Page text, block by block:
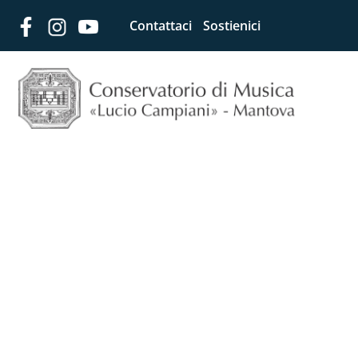
Contattaci Sostienici